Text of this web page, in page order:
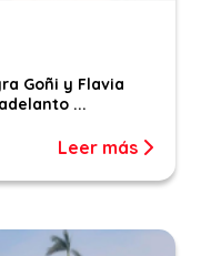
Goñi y Flavia
...
Leer más